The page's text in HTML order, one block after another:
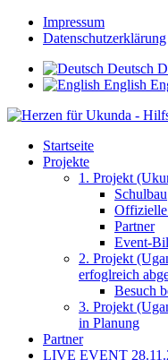
Impressum
Datenschutzerklärung
Deutsch
English
Startseite
Projekte
1. Projekt
Schulbau
Partner
Event-
2. Projekt
erfoglreich
Besuch
3. Projekt
in Planung
Partner
LIVE EVENT